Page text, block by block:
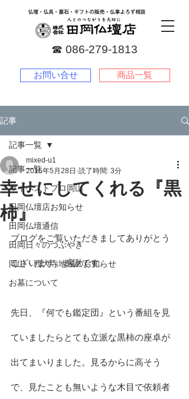
☎︎ 086-279-1813
お問い合せ 商品一覧
記事
記事一覧
マイベストプロ岡山
田岡仏壇店お知らせ
田岡仏壇通信
田岡日々のつぶやき
岡山・西大寺地域のお知らせ
お墓について
記事一覧
幸せにしてくれる『黒
柿』
mixed-u1
2015年5月28日 読了時間: 3分
ブログをご覧いただきましてありがとう
ございます。感謝です。
先日、『何でも鑑定団』という番組を見
ていましたらとても立派な黒柿の座卓が
出てまいりました。見るからに高そう
で、見たことも無いような木目で依頼者